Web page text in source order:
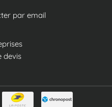
par email
devis